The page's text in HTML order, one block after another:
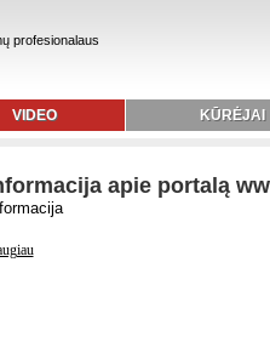
profesionalaus
VIDEO KŪRĖJAI
apie portalą